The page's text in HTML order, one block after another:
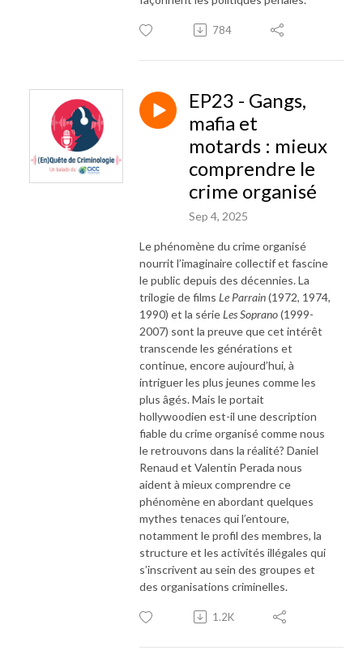
784
EP23 - Gangs,
mafia et
motards : mieux
comprendre le
crime organisé
Sep 4, 2025
Le phénomène du crime organisé
nourrit l’imaginaire collectif et fascine
le public depuis des décennies. La
trilogie de films Le Parrain(1972, 1974,
1990) et la sérieLes Soprano(1999-
2007) sont la preuve que cet intérêt
transcende les générations et
continue, encore aujourd’hui, à
intriguer les plus jeunes comme les
plus âgés. Mais le portait
hollywoodien est-il une description
fiable du crime organisé comme nous
le retrouvons dans la réalité? Daniel
Renaud et Valentin Perada nous
aident à mieux comprendre ce
phénomène en abordant quelques
mythes tenaces qui l’entoure,
notamment le profil des membres, la
structure et les activités illégales qui
s’inscrivent au sein des groupes et
des organisations criminelles.
1.2K